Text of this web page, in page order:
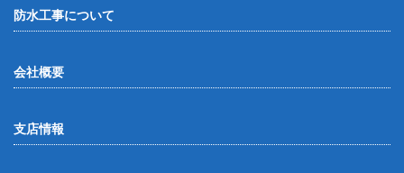
防水工事について
会社概要
支店情報